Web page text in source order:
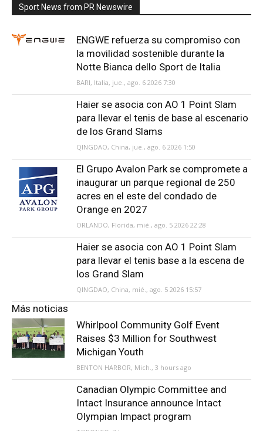
Sport News from PR Newswire
ENGWE refuerza su compromiso con
la movilidad sostenible durante la
Notte Bianca dello Sport de Italia
BARI, Italia, jue., ago. 6 2026 7:30
Haier se asocia con AO 1 Point Slam
para llevar el tenis de base al escenario
de los Grand Slams
QINGDAO, China, jue., ago. 6 2026 1:50
El Grupo Avalon Park se compromete a
inaugurar un parque regional de 250
acres en el este del condado de
Orange en 2027
ORLANDO, Florida, mié., ago. 5 2026 22:28
Haier se asocia con AO 1 Point Slam
para llevar el tenis base a la escena de
los Grand Slam
QINGDAO, China, mié., ago. 5 2026 15:57
Más noticias
Whirlpool Community Golf Event
Raises $3 Million for Southwest
Michigan Youth
BENTON HARBOR, Mich., 3 hours ago
Canadian Olympic Committee and
Intact Insurance announce Intact
Olympian Impact program